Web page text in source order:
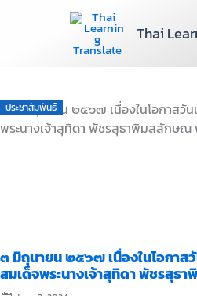
Thai
ประชาสัมพันธ์
๓ มิถุนายน ๒๕๖๗ เนื่องในโอกาส
สมเด็จพระนางเจ้าสุทิดา พัชรสุธ
Posted
on